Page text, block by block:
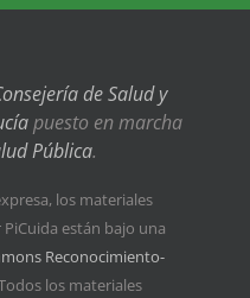
de Salud y
puesto en marcha
Pública.
los materiales
están bajo una
Reconocimiento-
los materiales